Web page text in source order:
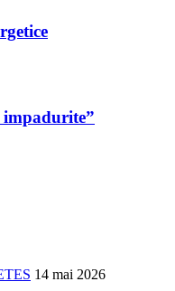
impadurite”
14 mai 2026